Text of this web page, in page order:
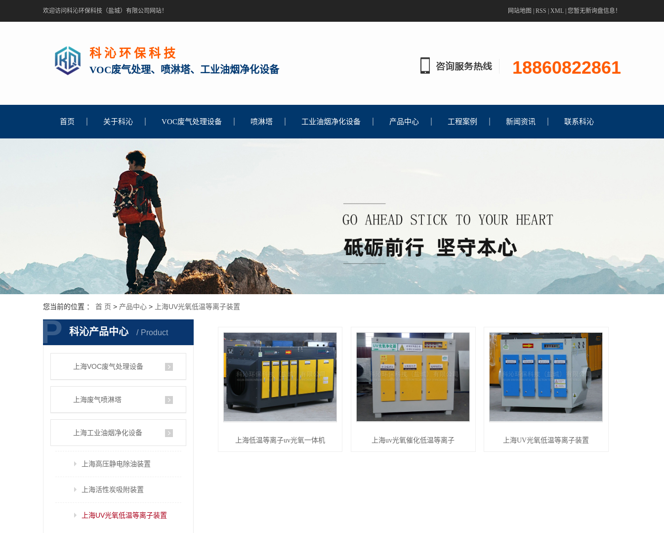
欢迎访问科沁环保科技（盐城）有限公司网站！ 网站地图 RSS XML 您暂无新询盘信息！
科 沁 环 保 科 技
VOC废气处理、 喷淋塔、工业油烟净化设备 18860822861
首页 关于科沁 VOC废气处理设备 喷淋塔 工业油烟净化设备 产品中心 工程案例 新闻资讯 联系科沁
您当前的位置 ： 首 页 > 产品中心 > 上海UV光氧低温等离子装置
科沁产品中心 Product
P
P
上海VOC废气处理设备
上海废气喷淋塔
上海工业油烟净化设备
上海高压静电除油装置
上海活性炭吸附装置
上海UV光氧低温等离子装置
上海低温等离子uv光氧一体机 上海uv光氧催化低温等离子 上海UV光氧低温等离子装置